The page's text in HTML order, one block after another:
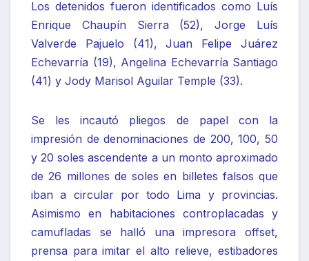
Los detenidos fueron identificados como Luís
Enrique Chaupín Sierra (52), Jorge Luís
Valverde Pajuelo (41), Juan Felipe Juárez
Echevarría (19), Angelina Echevarría Santiago
(41) y Jody Marisol Aguilar Temple (33).
Se les incautó pliegos de papel con la
impresión de denominaciones de 200, 100, 50
y 20 soles ascendente a un monto aproximado
de 26 millones de soles en billetes falsos que
iban a circular por todo Lima y provincias.
Asimismo en habitaciones controplacadas y
camufladas se halló una impresora offset,
prensa para imitar el alto relieve, estibadores